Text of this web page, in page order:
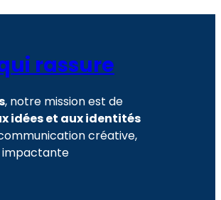
rassure
, notre mission est de
idées et aux identités
créative,